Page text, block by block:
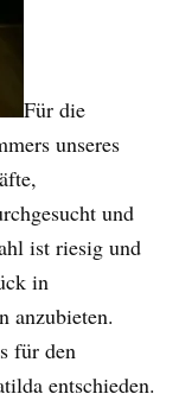
Für die
unseres
und
ist riesig und
in
anzubieten.
für den
entschieden.